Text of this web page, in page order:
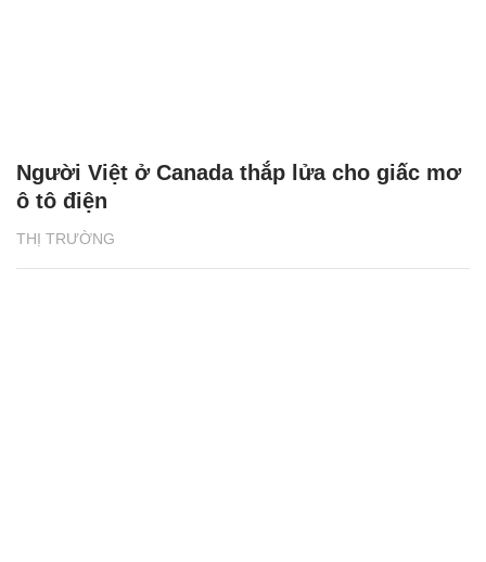
THỊ TRƯỜNG
Người Việt ở Canada thắp lửa cho giấc mơ
ô tô điện